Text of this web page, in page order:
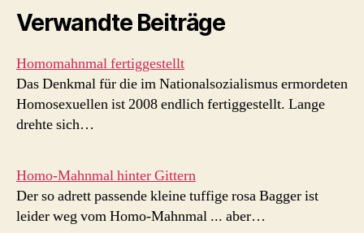
Verwandte Beiträge
Homomahnmal fertiggestellt
Das Denkmal für die im Nationalsozialismus ermordeten
Homosexuellen ist 2008 endlich fertiggestellt. Lange
drehte sich…
Homo-Mahnmal hinter Gittern
Der so adrett passende kleine tuffige rosa Bagger ist
leider weg vom Homo-Mahnmal ... aber…